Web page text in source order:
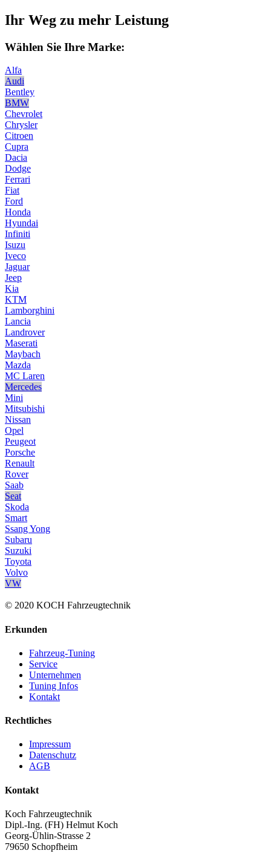
Ihr Weg zu mehr Leistung
Wählen Sie Ihre Marke:
Alfa
Audi
Bentley
BMW
Chevrolet
Chrysler
Citroen
Cupra
Dacia
Dodge
Ferrari
Fiat
Ford
Honda
Hyundai
Infiniti
Isuzu
Iveco
Jaguar
Jeep
Kia
KTM
Lamborghini
Lancia
Landrover
Maserati
Maybach
Mazda
MC Laren
Mercedes
Mini
Mitsubishi
Nissan
Opel
Peugeot
Porsche
Renault
Rover
Saab
Seat
Skoda
Smart
Ssang Yong
Subaru
Suzuki
Toyota
Volvo
VW
© 2020 KOCH Fahrzeugtechnik
Erkunden
Fahrzeug-Tuning
Service
Unternehmen
Tuning Infos
Kontakt
Rechtliches
Impressum
Datenschutz
AGB
Kontakt
Koch Fahrzeugtechnik
Dipl.-Ing. (FH) Helmut Koch
Georg-Ühlin-Strasse 2
79650 Schopfheim